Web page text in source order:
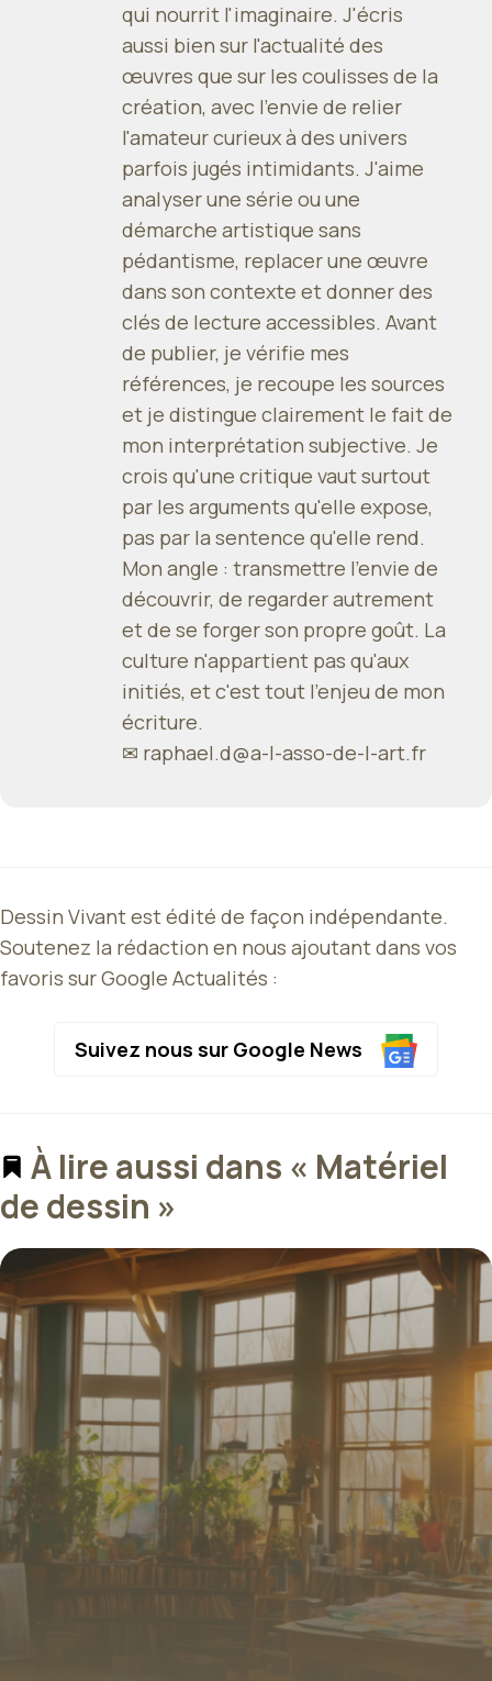
qui nourrit l'imaginaire. J'écris
aussi bien sur l'actualité des
œuvres que sur les coulisses de la
création, avec l'envie de relier
l'amateur curieux à des univers
parfois jugés intimidants. J'aime
analyser une série ou une
démarche artistique sans
pédantisme, replacer une œuvre
dans son contexte et donner des
clés de lecture accessibles. Avant
de publier, je vérifie mes
références, je recoupe les sources
et je distingue clairement le fait de
mon interprétation subjective. Je
crois qu'une critique vaut surtout
par les arguments qu'elle expose,
pas par la sentence qu'elle rend.
Mon angle : transmettre l'envie de
découvrir, de regarder autrement
et de se forger son propre goût. La
culture n'appartient pas qu'aux
initiés, et c'est tout l'enjeu de mon
écriture.
✉ raphael.d@a-l-asso-de-l-art.fr
Dessin Vivant est édité de façon indépendante.
Soutenez la rédaction en nous ajoutant dans vos
favoris sur Google Actualités :
Suivez nous sur Google News
À lire aussi dans « Matériel
de dessin »